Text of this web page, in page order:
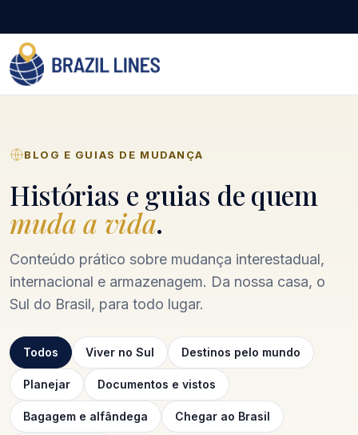
BLOG E GUIAS DE MUDANÇA
Histórias e guias de quem
muda a vida.
Conteúdo prático sobre mudança interestadual,
internacional e armazenagem. Da nossa casa, o
Sul do Brasil, para todo lugar.
Todos Viver no Sul Destinos pelo mundo
Planejar Documentos e vistos
Bagagem e alfândega Chegar ao Brasil